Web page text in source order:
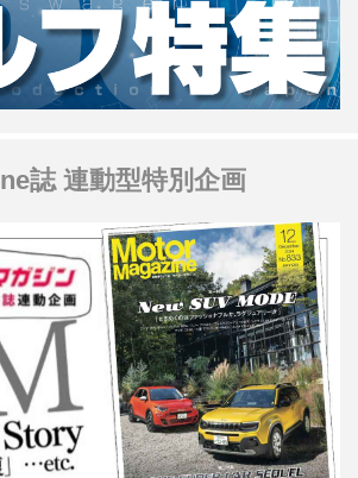
誌 連動型特別企画